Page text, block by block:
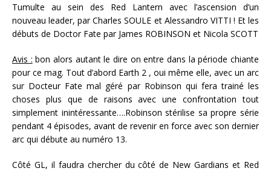
Tumulte au sein des Red Lantern avec l’ascension d’un
nouveau leader, par Charles SOULE et Alessandro VITTI ! Et les
débuts de Doctor Fate par James ROBINSON et Nicola SCOTT
Avis : bon alors autant le dire on entre dans la période chiante
pour ce mag. Tout d’abord Earth 2 , oui même elle, avec un arc
sur Docteur Fate mal géré par Robinson qui fera trainé les
choses plus que de raisons avec une confrontation tout
simplement inintéressante….Robinson stérilise sa propre série
pendant 4 épisodes, avant de revenir en force avec son dernier
arc qui débute au numéro 13.
Côté GL, il faudra chercher du côté de New Gardians et Red